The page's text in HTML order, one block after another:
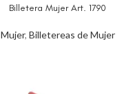
Billetera Mujer Art. 1790
Mujer, Billetereas de Mujer